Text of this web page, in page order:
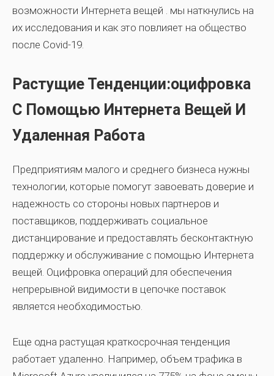
возможности Интернета вещей . мы наткнулись на
их исследования и как это повлияет на общество
после Covid-19.
Растущие Тенденции:оцифровка
С Помощью Интернета Вещей И
Удаленная Работа
Предприятиям малого и среднего бизнеса нужны
технологии, которые помогут завоевать доверие и
надежность со стороны новых партнеров и
поставщиков, поддерживать социальное
дистанцирование и предоставлять бесконтактную
поддержку и обслуживание с помощью Интернета
вещей. Оцифровка операций для обеспечения
непрерывной видимости в цепочке поставок
является необходимостью.
Еще одна растущая краткосрочная тенденция
работает удаленно. Например, объем трафика в